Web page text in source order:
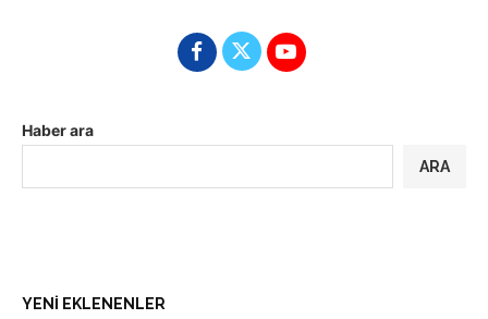
Haber ara
ARA
YENİ EKLENENLER